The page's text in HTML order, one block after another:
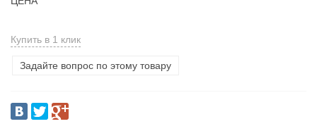
Купить в 1 клик
Задайте вопрос по этому товару